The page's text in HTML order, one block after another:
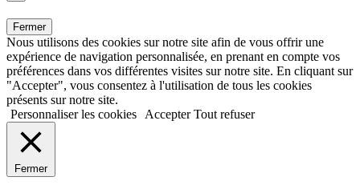
Fermer
Nous utilisons des cookies sur notre site afin de vous offrir une
expérience de navigation personnalisée, en prenant en compte vos
préférences dans vos différentes visites sur notre site. En cliquant sur
"Accepter", vous consentez à l'utilisation de tous les cookies
présents sur notre site.
Personnaliser les cookies
Accepter Tout refuser
Fermer